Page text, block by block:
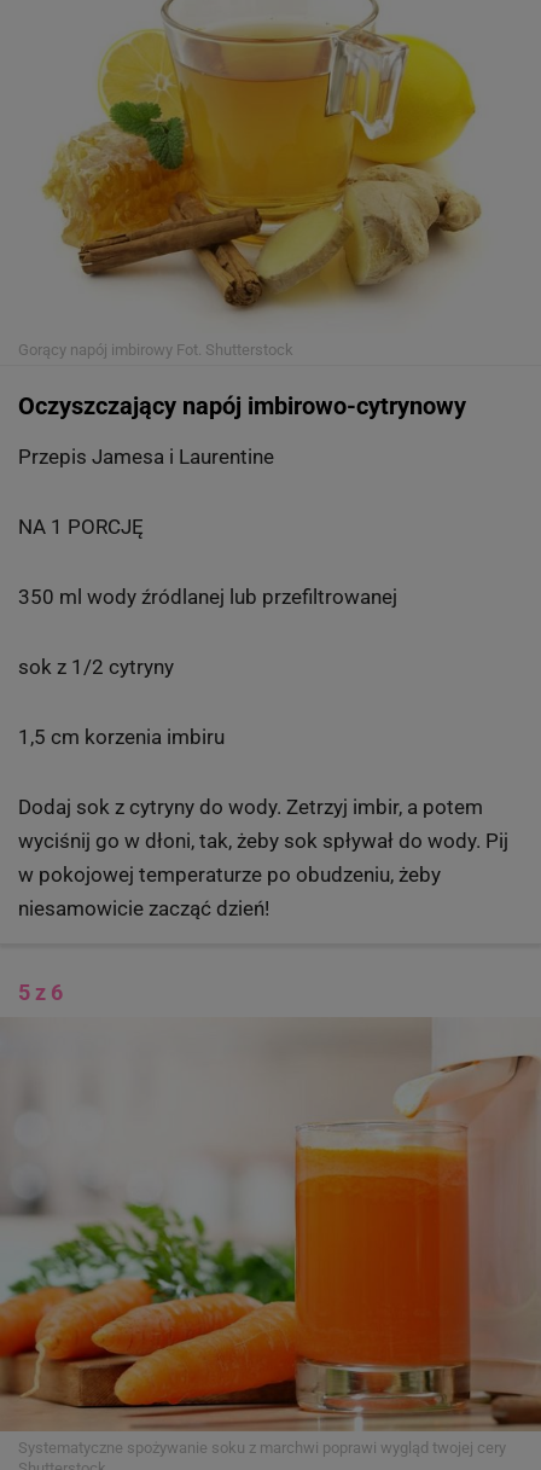
Gorący napój imbirowy Fot. Shutterstock
Oczyszczający napój imbirowo-cytrynowy
Przepis Jamesa i Laurentine
NA 1 PORCJĘ
350 ml wody źródlanej lub przefiltrowanej
sok z 1/2 cytryny
1,5 cm korzenia imbiru
Dodaj sok z cytryny do wody. Zetrzyj imbir, a potem
wyciśnij go w dłoni, tak, żeby sok spływał do wody. Pij
w pokojowej temperaturze po obudzeniu, żeby
niesamowicie zacząć dzień!
5 z 6
Systematyczne spożywanie soku z marchwi poprawi wygląd twojej cery